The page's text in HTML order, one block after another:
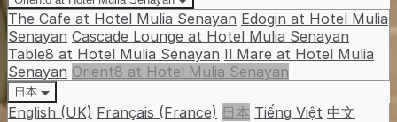
The Cafe at Hotel Mulia Senayan Edogin at Hotel Mulia
Senayan Cascade Lounge at Hotel Mulia Senayan
Table8 at Hotel Mulia Senayan Il Mare at Hotel Mulia
Senayan Orient8 at Hotel Mulia Senayan
日本
English (UK) Français (France) 日本 Tiếng Việt 中文